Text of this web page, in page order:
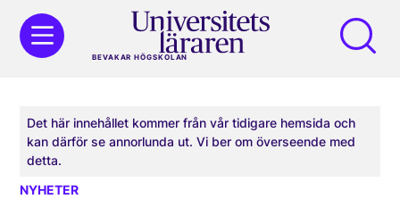
BEVAKAR HÖGSKOLAN
Det här innehållet kommer från vår tidigare hemsida och
kan därför se annorlunda ut. Vi ber om överseende med
detta.
NYHETER